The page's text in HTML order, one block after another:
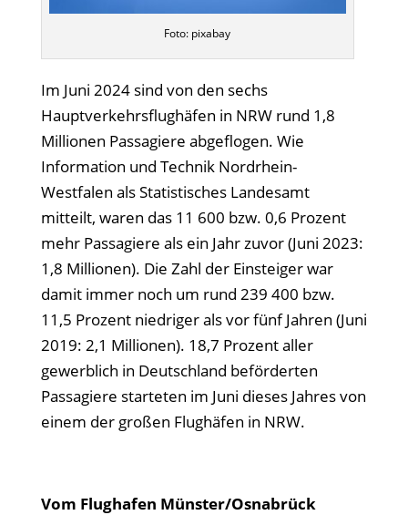
Foto: pixabay
Im Juni 2024 sind von den sechs
Hauptverkehrsflughäfen in NRW rund 1,8
Millionen Passagiere abgeflogen. Wie
Information und Technik Nordrhein-
Westfalen als Statistisches Landesamt
mitteilt, waren das 11 600 bzw. 0,6 Prozent
mehr Passagiere als ein Jahr zuvor (Juni 2023:
1,8 Millionen). Die Zahl der Einsteiger war
damit immer noch um rund 239 400 bzw.
11,5 Prozent niedriger als vor fünf Jahren (Juni
2019: 2,1 Millionen). 18,7 Prozent aller
gewerblich in Deutschland beförderten
Passagiere starteten im Juni dieses Jahres von
einem der großen Flughäfen in NRW.
Vom Flughafen Münster/Osnabrück